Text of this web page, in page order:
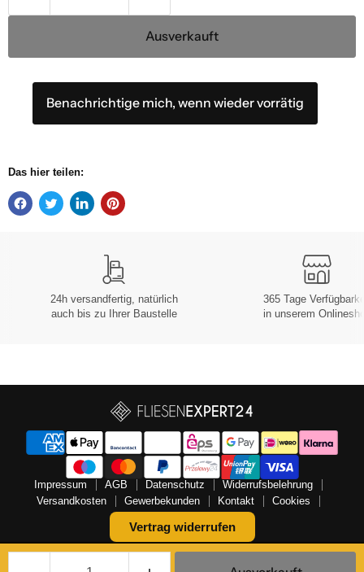
Ausverkauft
Benachrichtige mich, wenn wieder vorrätig
Das hier teilen:
24h versandfertig, natürlich
auch bis zu Ihrer Baustelle
365 Tage
in unserem
Impressum AGB Datenschutz
Widerrufsbelehrung
Versandkosten
Gewerbekunden Kontakt Cookies
Vertrag widerrufen